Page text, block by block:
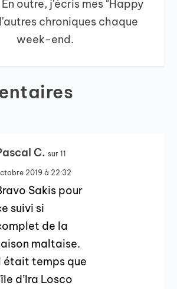
outre, j'écris mes "Happy
chroniques chaque
week-end.
C. sur 11
2019 à 22:32
Sakis pour
suivi si
de la
maltaise.
était temps que
d’Ira Losco